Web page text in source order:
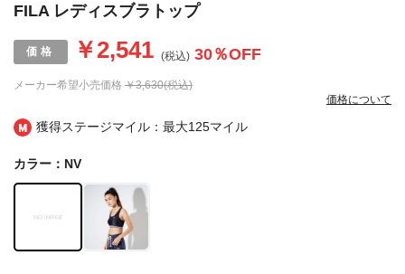
獲得ステージマイル：最大125マイル
FILA レディスブラトップ
メーカー希望小売価格 ￥3,630(税込)
￥2,541 (税込) 30％OFF
価格について
カラー：NV